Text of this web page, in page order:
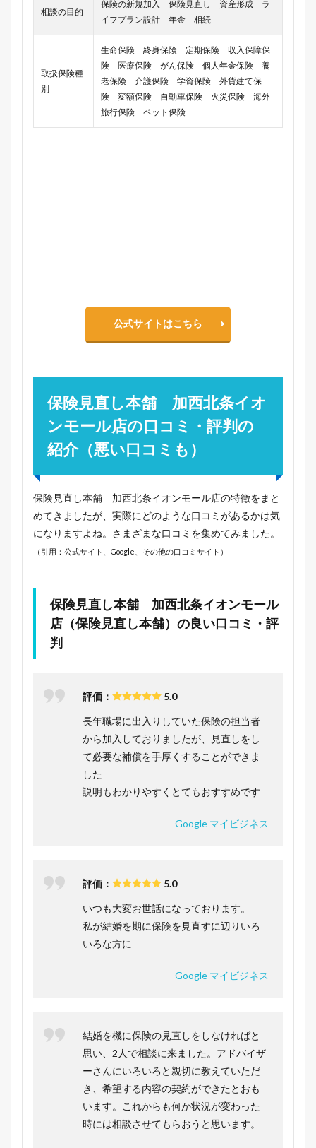
相談の目的
保険の新規加入 保険見直し 資産形成 ラ
イフプラン設計 年金 相続
取扱保険種
別
生命保険 終身保険 定期保険 収入保障保
険 医療保険 がん保険 個人年金保険 養
老保険 介護保険 学資保険 外貨建て保
険 変額保険 自動車保険 火災保険 海外
旅行保険 ペット保険
公式サイトはこちら
保険見直し本舗 加西北条イオ
ンモール店の口コミ・評判の
紹介（悪い口コミも）
保険見直し本舗 加西北条イオンモール店の特徴をまと
めてきましたが、実際にどのような口コミがあるかは気
になりますよね。さまざまな口コミを集めてみました。
（引用：公式サイト、Google、その他の口コミサイト）
保険見直し本舗 加西北条イオンモール
店（保険見直し本舗）の良い口コミ・評
判
評価： 5.0
長年職場に出入りしていた保険の担当者
から加入しておりましたが、見直しをし
て必要な補償を手厚くすることができま
した
説明もわかりやすくとてもおすすめです
– Google マイビジネス
評価： 5.0
いつも大変お世話になっております。
私が結婚を期に保険を見直すに辺りいろ
いろな方に
– Google マイビジネス
結婚を機に保険の見直しをしなければと
思い、2人で相談に来ました。アドバイザ
ーさんにいろいろと親切に教えていただ
き、希望する内容の契約ができたとおも
います。これからも何か状況が変わった
時には相談させてもらおうと思います。